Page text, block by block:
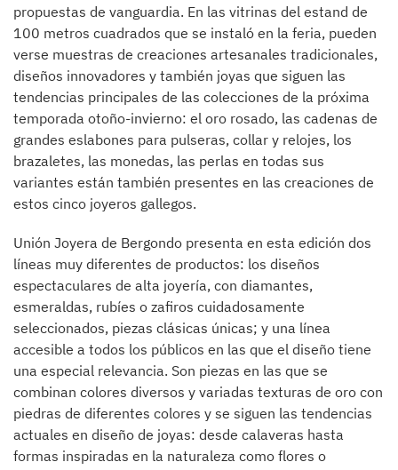
propuestas de vanguardia. En las vitrinas del estand de
100 metros cuadrados que se instaló en la feria, pueden
verse muestras de creaciones artesanales tradicionales,
diseños innovadores y también joyas que siguen las
tendencias principales de las colecciones de la próxima
temporada otoño-invierno: el oro rosado, las cadenas de
grandes eslabones para pulseras, collar y relojes, los
brazaletes, las monedas, las perlas en todas sus
variantes están también presentes en las creaciones de
estos cinco joyeros gallegos.
Unión Joyera de Bergondo presenta en esta edición dos
líneas muy diferentes de productos: los diseños
espectaculares de alta joyería, con diamantes,
esmeraldas, rubíes o zafiros cuidadosamente
seleccionados, piezas clásicas únicas; y una línea
accesible a todos los públicos en las que el diseño tiene
una especial relevancia. Son piezas en las que se
combinan colores diversos y variadas texturas de oro con
piedras de diferentes colores y se siguen las tendencias
actuales en diseño de joyas: desde calaveras hasta
formas inspiradas en la naturaleza como flores o